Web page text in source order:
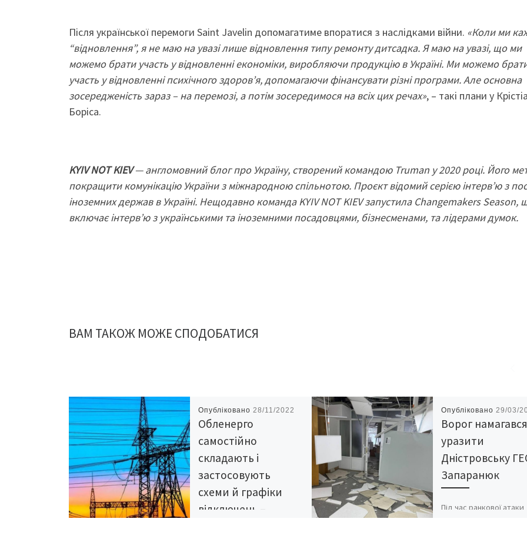
Після української перемоги Saint Javelin допомагатиме впоратися з наслідками війни. «Коли ми
“відновлення”, я не маю на увазі лише відновлення типу ремонту дитсадка. Я маю на увазі, що ми
можемо брати участь у відновленні економіки, виробляючи продукцію в Україні. Ми можемо
участь у відновленні психічного здоров’я, допомагаючи фінансувати різні програми. Але основна
зосередженість зараз – на перемозі, а потім зосередимося на всіх цих речах», – такі плани у
Боріса.
KYIV NOT KIEV— англомовний блог про Україну, створений командою Truman у 2020 році. Його
покращити комунікацію України з міжнародною спільнотою. Проєкт відомий серією інтерв’ю з
іноземних держав в Україні. Нещодавно команда KYIV NOT KIEV запустила Changemakers Season,
включає інтерв’ю з українськими та іноземними посадовцями, бізнесменами, та лідерами думок.
ВАМ ТАКОЖ МОЖЕ СПОДОБАТИСЯ
Опубліковано28/11/2022
Обленерго
самостійно
складають і
застосовують
схеми й графіки
відключень –
Опубліковано 29/03/
Ворог намагався
уразити
Дністровську
Запаранюк
Під час ранкової атаки